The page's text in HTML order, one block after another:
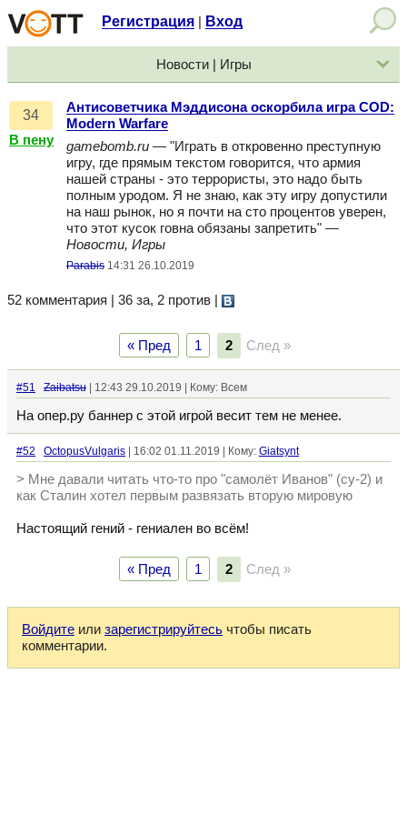
Регистрация Вход
Новости | Игры
34
В пену
Антисоветчика Мэддисона оскорбила игра COD:
Modern Warfare
gamebomb.ru — "Играть в откровенно преступную
игру, где прямым текстом говорится, что армия
нашей страны - это террористы, это надо быть
полным уродом. Я не знаю, как эту игру допустили
на наш рынок, но я почти на сто процентов уверен,
что этот кусок говна обязаны запретить" —
Новости, Игры
Parabis 14:31 26.10.2019
52 комментария | 36 за, 2 против
« Пред 1 2 След »
#51 Zaibatsu | 12:43 29.10.2019 | Кому: Всем
На опер.ру баннер с этой игрой весит тем не менее.
#52 OctopusVulgaris | 16:02 01.11.2019 | Кому: Giatsynt
> Мне давали читать что-то про "самолёт Иванов" (су-2) и
как Сталин хотел первым развязать вторую мировую
Настоящий гений - гениален во всём!
« Пред 1 2 След »
Войдите или зарегистрируйтесь чтобы писать
комментарии.